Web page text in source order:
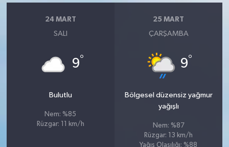
24 MART
SALI
9°
Bulutlu
Nem: %85
Rüzgar: 11 km/h
25 MART
ÇARŞAMBA
9°
Bölgesel düzensiz yağmur
yağışlı
Nem: %87
Rüzgar: 13 km/h
Yağış Olasılığı: %88